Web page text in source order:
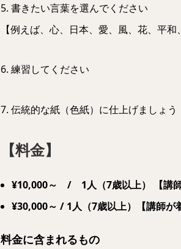
5. 書きたい言葉を選んでください
【例えば、心、日本、愛、風、花、平和
6. 練習してください
7. 伝統的な紙（色紙）に仕上げましょう
【料金】
¥10,000～ / 1人（7歳以上） 【講師
¥30,000～ / 1人（7歳以上）【講師が
料金に含まれるもの